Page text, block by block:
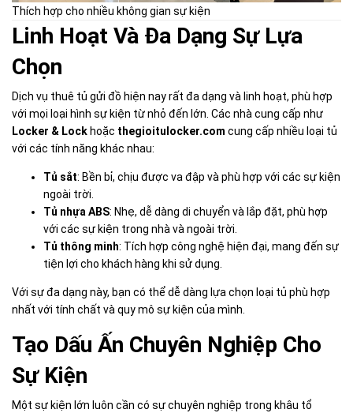
Thích hợp cho nhiều không gian sự kiện
Linh Hoạt Và Đa Dạng Sự Lựa
Chọn
Dịch vụ thuê tủ gửi đồ hiện nay rất đa dạng và linh hoạt, phù hợp
với mọi loại hình sự kiện từ nhỏ đến lớn. Các nhà cung cấp như
Locker & Lock hoặc thegioitulocker.com cung cấp nhiều loại tủ
với các tính năng khác nhau:
Tủ sắt: Bền bỉ, chịu được va đập và phù hợp với các sự kiện
ngoài trời.
Tủ nhựa ABS: Nhẹ, dễ dàng di chuyển và lắp đặt, phù hợp
với các sự kiện trong nhà và ngoài trời.
Tủ thông minh: Tích hợp công nghệ hiện đại, mang đến sự
tiện lợi cho khách hàng khi sử dụng.
Với sự đa dạng này, bạn có thể dễ dàng lựa chọn loại tủ phù hợp
nhất với tính chất và quy mô sự kiện của mình.
Tạo Dấu Ấn Chuyên Nghiệp Cho
Sự Kiện
Một sự kiện lớn luôn cần có sự chuyên nghiệp trong khâu tổ